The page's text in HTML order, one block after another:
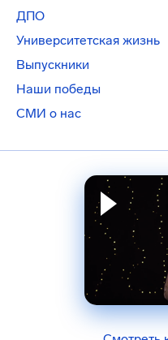
ДПО
Университетская жизнь
Выпускники
Наши победы
СМИ о нас